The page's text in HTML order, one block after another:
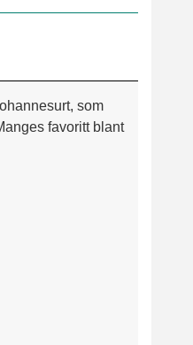
som
favoritt blant